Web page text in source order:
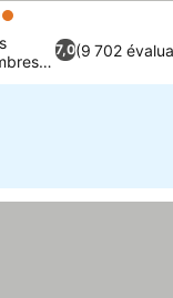
7,0(9 702